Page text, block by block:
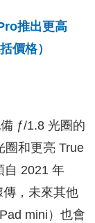
推出更高
價格）
ƒ/1.8 光圈的
圈和更亮 True
自 2021 年
，未來其他
mini）也會